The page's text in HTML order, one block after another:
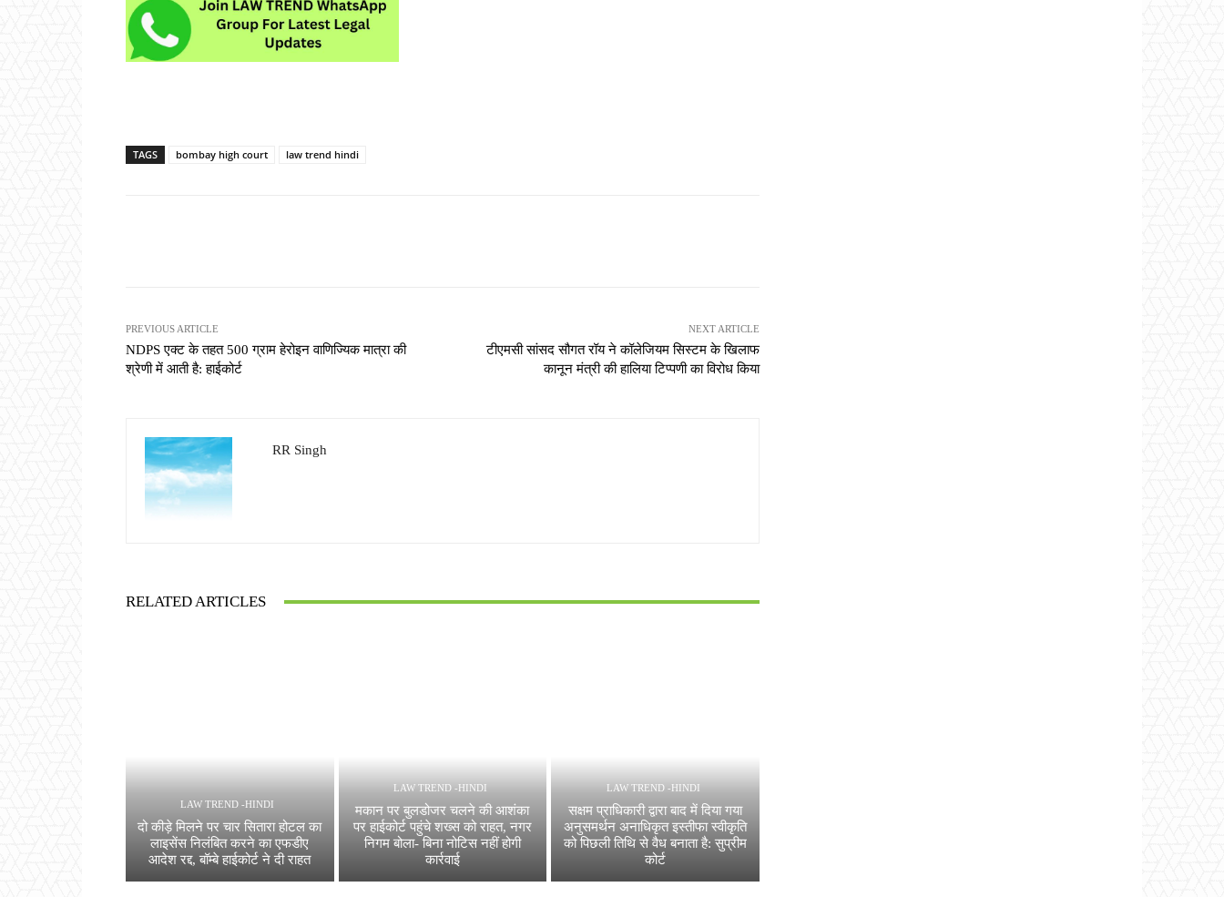
TAGS bombay high court law trend hindi
PREVIOUS ARTICLE
NDPS एक्ट के तहत 500 ग्राम हेरोइन वाणिज्यिक मात्रा की
श्रेणी में आती है: हाईकोर्ट
NEXT ARTICLE
टीएमसी सांसद सौगत रॉय ने कॉलेजियम सिस्टम के खिलाफ
कानून मंत्री की हालिया टिप्पणी का विरोध किया
RR Singh
RELATED ARTICLES
LAW TREND -HINDI
दो कीड़े मिलने पर चार सितारा होटल का
लाइसेंस निलंबित करने का एफडीए
आदेश रद्द, बॉम्बे हाईकोर्ट ने दी राहत
LAW TREND -HINDI
मकान पर बुलडोजर चलने की आशंका
पर हाईकोर्ट पहुंचे शख्स को राहत, नगर
निगम बोला- बिना नोटिस नहीं होगी
कार्रवाई
LAW TREND -HINDI
सक्षम प्राधिकारी द्वारा बाद में दिया गया
अनुसमर्थन अनाधिकृत इस्तीफा स्वीकृति
को पिछली तिथि से वैध बनाता है: सुप्रीम
कोर्ट